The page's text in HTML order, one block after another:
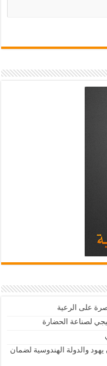
على الرعية
لصناعة الحضارة
يهود والدولة الهندوسية لضمان